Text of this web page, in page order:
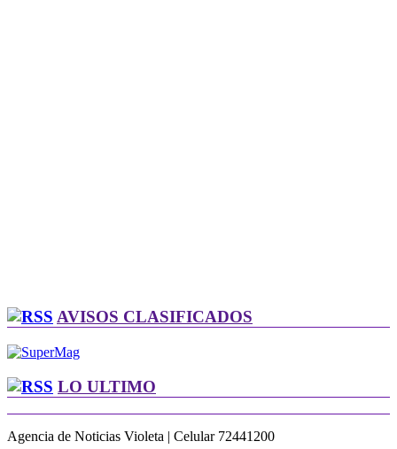
AVISOS CLASIFICADOS
LO ULTIMO
Agencia de Noticias Violeta | Celular 72441200